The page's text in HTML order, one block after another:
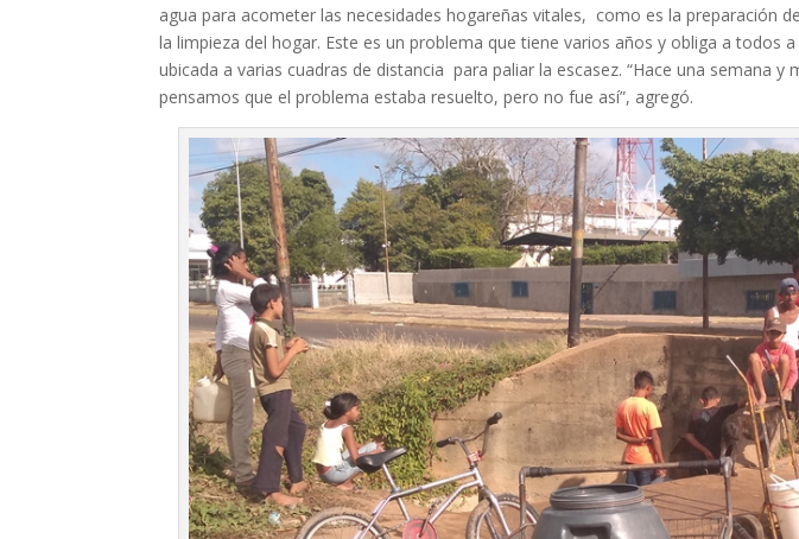
agua para acometer las necesidades hogareñas vitales, como es la preparación
la limpieza del hogar. Este es un problema que tiene varios años y obliga a todos
ubicada a varias cuadras de distancia para paliar la escasez. “Hace una semana y
pensamos que el problema estaba resuelto, pero no fue así”, agregó.